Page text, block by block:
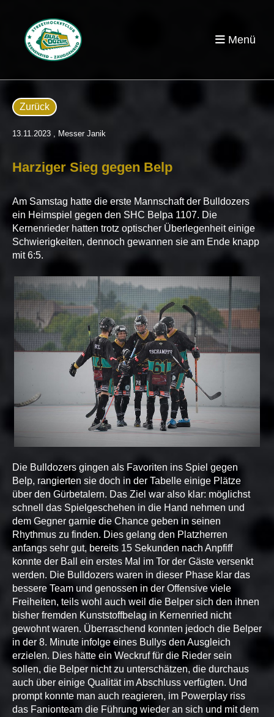
Menü
Zurück
13.11.2023 , Messer Janik
Harziger Sieg gegen Belp
Am Samstag hatte die erste Mannschaft der Bulldozers
ein Heimspiel gegen den SHC Belpa 1107. Die
Kernenrieder hatten trotz optischer Überlegenheit einige
Schwierigkeiten, dennoch gewannen sie am Ende knapp
mit 6:5.
Die Bulldozers gingen als Favoriten ins Spiel gegen
Belp, rangierten sie doch in der Tabelle einige Plätze
über den Gürbetalern. Das Ziel war also klar: möglichst
schnell das Spielgeschehen in die Hand nehmen und
dem Gegner garnie die Chance geben in seinen
Rhythmus zu finden. Dies gelang den Platzherren
anfangs sehr gut, bereits 15 Sekunden nach Anpfiff
konnte der Ball ein erstes Mal im Tor der Gäste versenkt
werden. Die Bulldozers waren in dieser Phase klar das
bessere Team und genossen in der Offensive viele
Freiheiten, teils wohl auch weil die Belper sich den ihnen
bisher fremden Kunststoffbelag in Kernenried nicht
gewohnt waren. Überraschend konnten jedoch die Belper
in der 8. Minute infolge eines Bullys den Ausgleich
erzielen. Dies hätte ein Weckruf für die Rieder sein
sollen, die Belper nicht zu unterschätzen, die durchaus
auch über einige Qualität im Abschluss verfügten. Und
prompt konnte man auch reagieren, im Powerplay riss
das Fanionteam die Führung wieder an sich und mit dem